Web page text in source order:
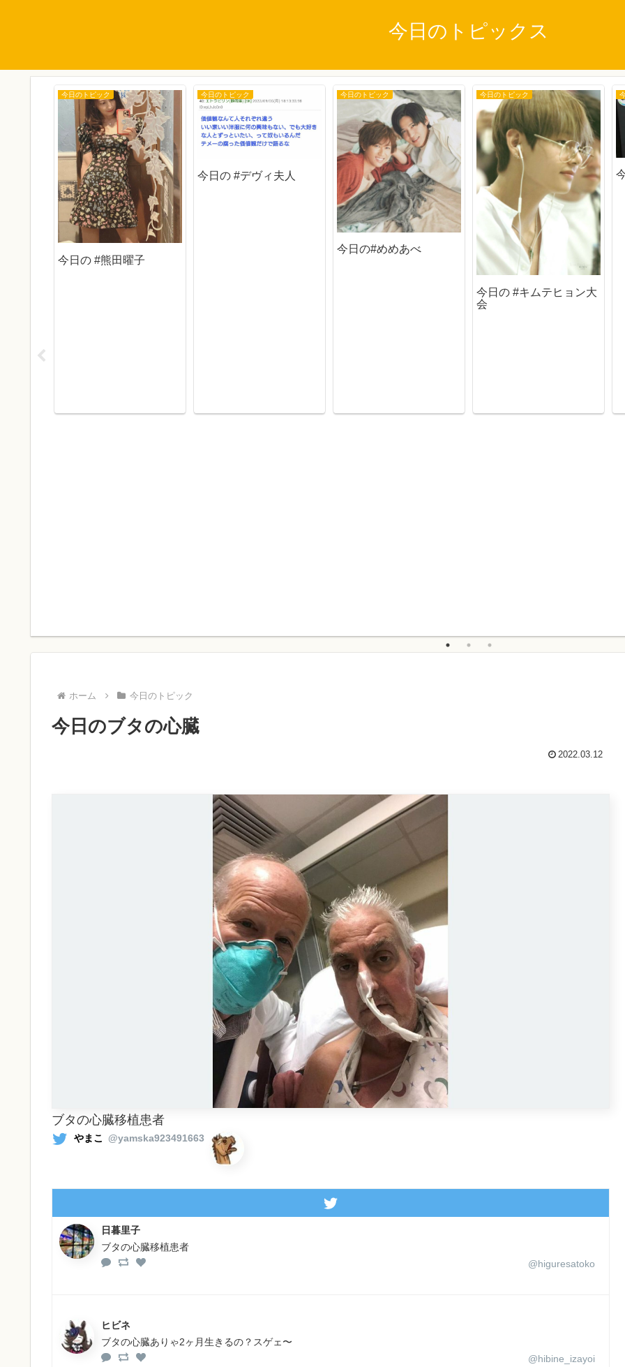
今日のトピックス
今日のトピック
今日の #熊田曜子
今日のトピック
今日の #デヴィ夫人
今日のトピック
今日の#めめあべ
今日のトピック
今日の #キムテヒョン大
会
ホーム 今日のトピック
今日のブタの心臓
2022.03.12
ブタの心臓移植患者
やまこ @yamska923491663
日暮里子
ブタの心臓移植患者
@higuresatoko
ヒビネ
ブタの心臓ありゃ2ヶ月生きるの？スゲェ〜
@hibine_izayoi